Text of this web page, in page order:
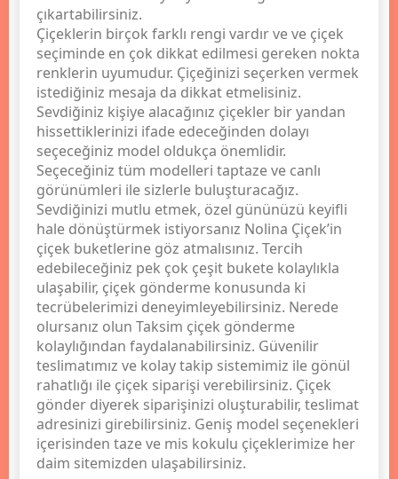
çıkartabilirsiniz.
Çiçeklerin birçok farklı rengi vardır ve ve çiçek
seçiminde en çok dikkat edilmesi gereken nokta
renklerin uyumudur. Çiçeğinizi seçerken vermek
istediğiniz mesaja da dikkat etmelisiniz.
Sevdiğiniz kişiye alacağınız çiçekler bir yandan
hissettiklerinizi ifade edeceğinden dolayı
seçeceğiniz model oldukça önemlidir.
Seçeceğiniz tüm modelleri taptaze ve canlı
görünümleri ile sizlerle buluşturacağız.
Sevdiğinizi mutlu etmek, özel gününüzü keyifli
hale dönüştürmek istiyorsanız Nolina Çiçek’in
çiçek buketlerine göz atmalısınız. Tercih
edebileceğiniz pek çok çeşit bukete kolaylıkla
ulaşabilir, çiçek gönderme konusunda ki
tecrübelerimizi deneyimleyebilirsiniz. Nerede
olursanız olun Taksim çiçek gönderme
kolaylığından faydalanabilirsiniz. Güvenilir
teslimatımız ve kolay takip sistemimiz ile gönül
rahatlığı ile çiçek siparişi verebilirsiniz. Çiçek
gönder diyerek siparişinizi oluşturabilir, teslimat
adresinizi girebilirsiniz. Geniş model seçenekleri
içerisinden taze ve mis kokulu çiçeklerimize her
daim sitemizden ulaşabilirsiniz.